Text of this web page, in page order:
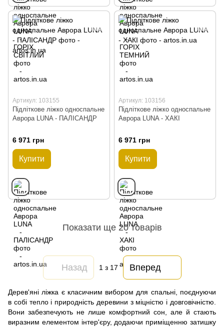
Артикул: 103155
Підліткове ліжко односпальне
Аврора LUNA - ПАЛІСАНДР
6 971 грн
Купити
Артикул: 103156
Підліткове ліжко односпальне
Аврора LUNA - ХАКІ
6 971 грн
Купити
Показати ще 20 товарів
Назад 1 з 17 Вперед
Дерев'яні ліжка є класичним вибором для спальні, поєднуючи
в собі тепло і природність деревини з міцністю і довговічністю.
Вони забезпечують не лише комфортний сон, але й стають
виразним елементом інтер'єру, додаючи приміщенню затишку